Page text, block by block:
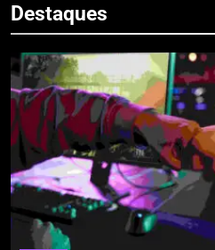
Destaques